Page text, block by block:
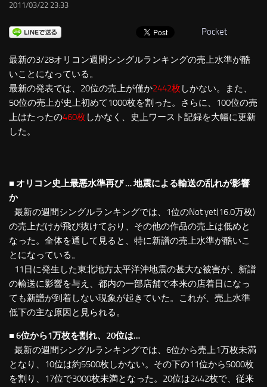
2011/03/22 23:33
Pocket
最新の3/28オリコン週間シングルランキングの売上水準が酷
いことになっている。
最新の発表では、20位の売上が僅か2442枚 しかない。また、
50位の売上が史上初めて1000枚を割った。さらに、100位の売
上はたったの460枚 しかなく、史上ワースト記録を大幅に更新
した。
■ オリコン史上最悪水準再び … 地震による輸送の乱れが影響
か
最新の週間シングルランキングでは、1位のNot yet(16.0万枚)
の売上だけが飛び抜けており、その他の作品の売上は低めと
なった。全体を通して見ると、特に新譜の売上水準が酷いこ
とになっている。
11日に発生した東北地方太平洋沖地震の甚大な被害が、新譜
の輸送に影響を与え、都内の一部店舗で本来の店着日になっ
ても新譜が到着しない現象が起きていた。これが、売上水準
低下の主な原因と見られる。
■ 6位から1万枚を割れ、20位は…
最新の週間シングルランキングでは、6位から売上1万枚未満
となり、10位は約5500枚しかない。その下の11位から5000枚
を割り、17位で3000枚未満となった。20位は2442枚で、従来